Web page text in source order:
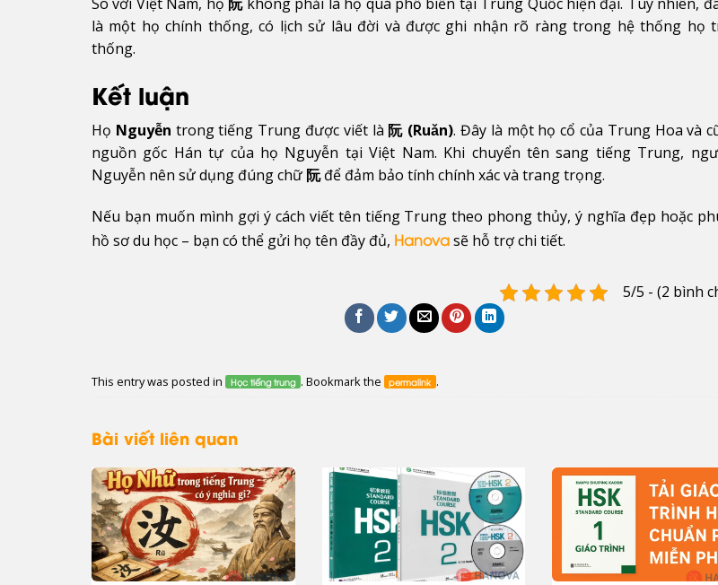
là một họ chính thống, có lịch sử lâu đời và được ghi nhận rõ ràng trong hệ thống họ
thống.
Kết luận
Họ Nguyễn trong tiếng Trung được viết là 阮 (Ruǎn). Đây là một họ cổ của Trung Hoa và
nguồn gốc Hán tự của họ Nguyễn tại Việt Nam. Khi chuyển tên sang tiếng Trung,
Nguyễn nên sử dụng đúng chữ 阮để đảm bảo tính chính xác và trang trọng.
Nếu bạn muốn mình gợi ý cách viết tên tiếng Trung theo phong thủy, ý nghĩa đẹp hoặc
hồ sơ du học – bạn có thể gửi họ tên đầy đủ, Hanova sẽ hỗ trợ chi tiết.
5/5 - (2 bình
This entry was posted in Học tiếng trung . Bookmark the permalink .
Bài viết liên quan